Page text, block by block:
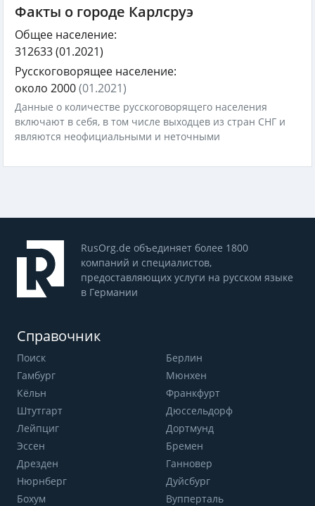
Факты о городе Карлсруэ
Общее население:
312633(01.2021)
Русскоговорящее население:
около 2000(01.2021)
Данные о количестве русскоговорящего населения
включают в себя, в том числе выходцев из стран СНГ и
являются неофициальными и неточными
RusOrg.de объединяет более 1800
компаний и специалистов,
предоставляющих услуги на русском языке
в Германии
Справочник
Поиск
Берлин
Гамбург
Мюнхен
Кёльн
Франкфурт
Штутгарт
Дюссельдорф
Лейпциг
Дортмунд
Эссен
Бремен
Дрезден
Ганновер
Нюрнберг
Дуйсбург
Бохум
Вупперталь